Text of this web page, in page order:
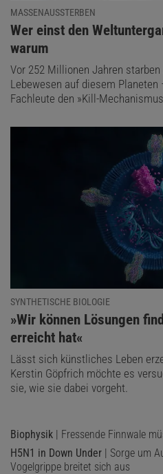
MASSENAUSSTERBEN
:
Wer einst den
warum
Vor 252 Millionen Jahren
Lebewesen auf diesem
Fachleute den »Kill-
SYNTHETISCHE BIOLOGIE
:
»Wir können Lösungen
erreicht hat«
Lässt sich künstliches Leben
Kerstin Göpfrich möchte es
sie, wie sie dabei vorgeht.
Biophysik | Fressende Finnwale
H5N1 in Down Under | Sorge um
Vogelgrippe breitet sich aus